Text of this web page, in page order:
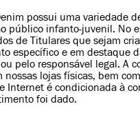
possui uma variedade
público infanto-juvenil. No
de Titulares que sejam
específico e em destaque
pelo responsável legal. A
nossas lojas físicas, bem
Internet é condicionada à
foi dado.